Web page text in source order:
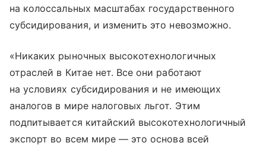
на колоссальных масштабах государственного
субсидирования, и изменить это невозможно.
«Никаких рыночных высокотехнологичных
отраслей в Китае нет. Все они работают
на условиях субсидирования и не имеющих
аналогов в мире налоговых льгот. Этим
подпитывается китайский высокотехнологичный
экспорт во всем мире — это основа всей